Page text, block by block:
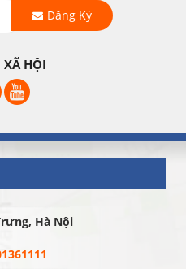
Đăng Ký
XÃ HỘI
Hà Nội